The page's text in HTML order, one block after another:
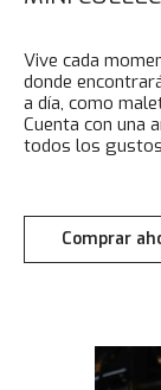
Vive cada
donde
a día, como
Cuenta con una
todos los
Comprar